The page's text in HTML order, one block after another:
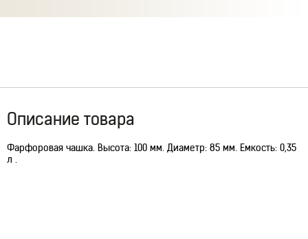
Описание товара
Фарфоровая чашка. Высота: 100 мм. Диаметр: 85 мм. Емкость: 0,35
л .